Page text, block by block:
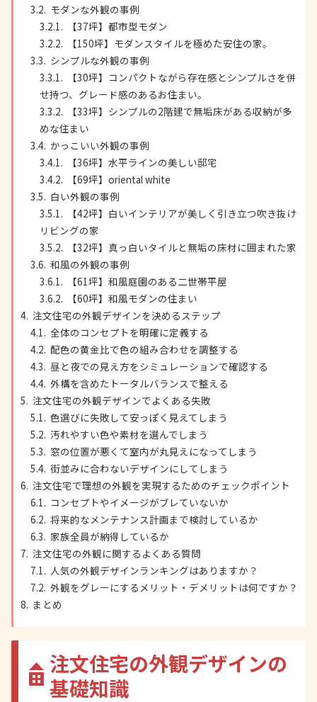
モダンな外観の事例
【37坪】都市型モダン
【150坪】モダンスタイルを極めた安住の家。
シンプルな外観の事例
【30坪】コンパクトながら存在感とシンプルさを併
せ持つ、グレード感のあるお住まい。
【33坪】シンプルの2階建で無垢床がある収納が多
めな住まい
かっこいい外観の事例
【36坪】水平ラインの美しい邸宅
【69坪】oriental white
白い外観の事例
【42坪】白いインテリアが美しく引き立つ吹き抜け
リビングの家
【32坪】真っ白いタイルと無垢の床材に囲まれた家
和風の外観の事例
【61坪】和風庭園のある二世帯平屋
【60坪】和風モダンの住まい
注文住宅の外観デザインを決めるステップ
全体のコンセプトを明確に定義する
配色の黄金比で色の組み合わせを調整する
昼と夜での見え方をシミュレーションで確認する
外構を含めたトータルバランスで整える
注文住宅の外観デザインでよくある失敗
色選びに失敗して安っぽく見えてしまう
汚れやすい色や素材を選んでしまう
窓の位置が悪くて室内が丸見えになってしまう
街並みに合わないデザインにしてしまう
注文住宅で理想の外観を実現するためのチェックポイント
コンセプトやイメージがブレていないか
将来的なメンテナンス計画まで検討しているか
家族全員が納得しているか
注文住宅の外観に関するよくある質問
人気の外観デザインランキングはありますか？
外観をグレーにするメリット・デメリットは何ですか？
まとめ
注文住宅の外観デザインの
基礎知識